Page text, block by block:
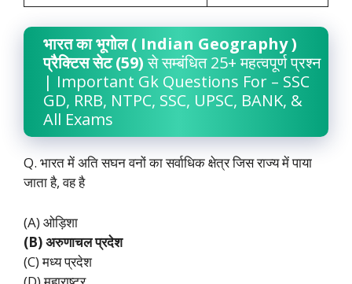
भारत का भूगोल ( Indian Geography )
प्रैक्टिस सेट (59)से सम्बंधित 25+ महत्वपूर्ण प्रश्न
| Important Gk Questions For – SSC
GD, RRB, NTPC, SSC, UPSC, BANK, &
All Exams
Q. भारत में अति सघन वनों का सर्वाधिक क्षेत्र जिस राज्य में पाया
जाता है, वह है
(A) ओड़िशा
(B) अरुणाचल प्रदेश
(C) मध्य प्रदेश